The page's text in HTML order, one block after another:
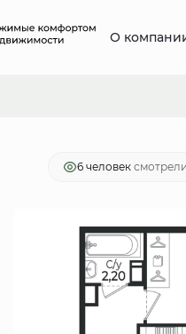
О
м 9 260
6 человек